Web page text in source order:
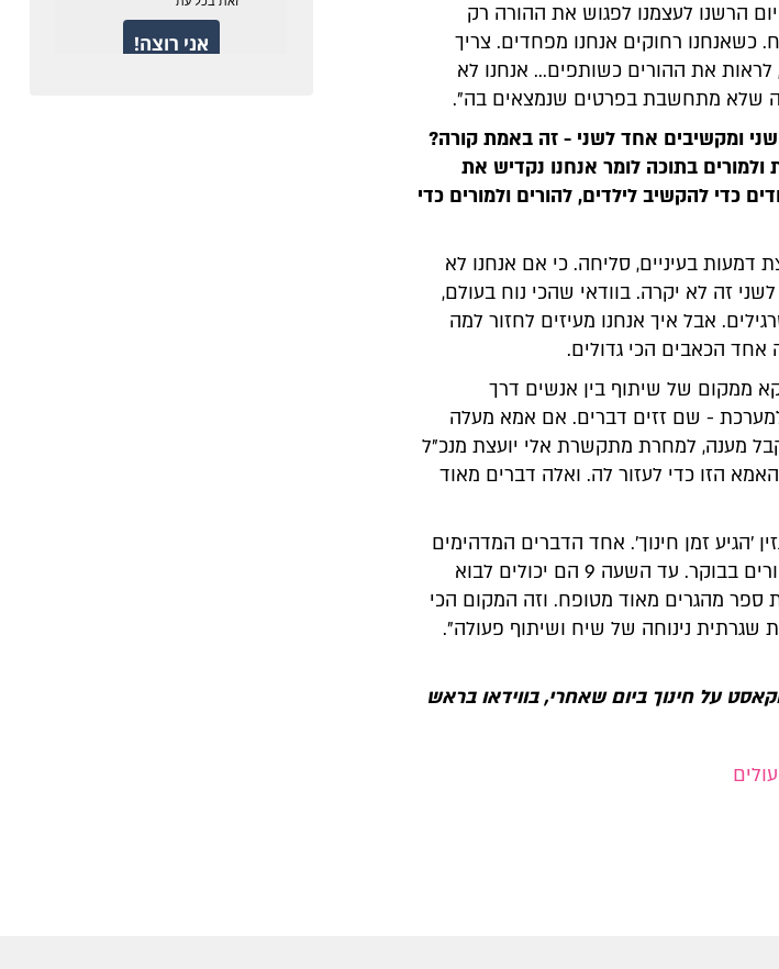
הרשנו לעצמנו לפגוש את ההורה רק
כשאנחנו רחוקים אנחנו מפחדים. צריך
לראות את ההורים כשותפים... אנחנו לא
שלא מתחשבת בפרטים שנמצאים בה".
ומקשיבים אחד לשני - זה באמת קורה?
בתוכה לומר אנחנו נקדיש את
כדי להקשיב לילדים, להורים ולמורים כדי
דמעות בעיניים, סליחה. כי אם אנחנו לא
זה לא יקרה. בוודאי שהכי נוח בעולם,
אבל איך אנחנו מעיזים לחזור למה
אחד הכאבים הכי גדולים.
ממקום של שיתוף בין אנשים דרך
- שם זזים דברים. אם אמא מעלה
מענה, למחרת מתקשרת אלי יועצת מנכ"ל
הזו כדי לעזור לה. ואלה דברים מאוד
'הגיע זמן חינוך'. אחד הדברים המדהימים
שראיתי שם, זה את המנהלת מחכה להורים בבוקר. עד השעה 9 הם יכולים לבוא
ספר מהגרים מאוד מטופח. וזה המקום הכי
נינוחה של שיח ושיתוף פעולה".
על חינוך ביום שאחרי, בווידאו בראש